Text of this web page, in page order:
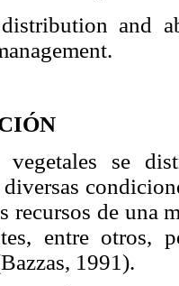
and
vegetales se
recursos de una
entre otros,
1991).